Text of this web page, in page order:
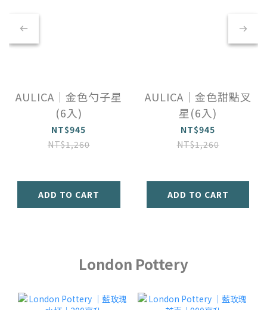
AULICA｜金色勺子星
(6入)
NT$945
NT$1,260
ADD TO CART
AULICA｜金色甜點叉
星(6入)
NT$945
NT$1,260
ADD TO CART
London Pottery